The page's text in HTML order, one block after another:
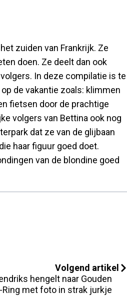
zuiden van Frankrijk. Ze
doen. Ze deelt dan ook
In deze compilatie is te
de vakantie zoals: klimmen
fietsen door de prachtige
volgers van Bettina ook nog
dat ze van de glijbaan
haar figuur goed doet.
van de blondine goed
Volgend artikel
hengelt naar Gouden
met foto in strak jurkje